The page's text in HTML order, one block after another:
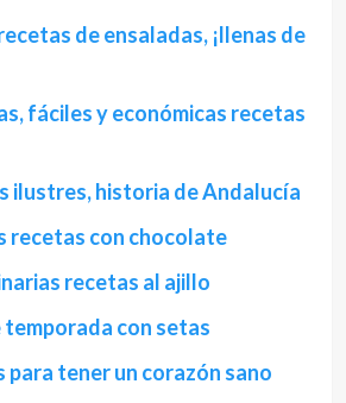
de ensaladas, ¡llenas de
fáciles y económicas recetas
ilustres, historia de Andalucía
recetas con chocolate
recetas al ajillo
temporada con setas
para tener un corazón sano